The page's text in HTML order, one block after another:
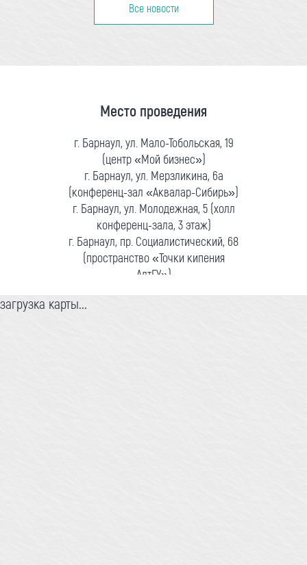
Все новости
Место проведения
г. Барнаул, ул. Мало-Тобольская, 19
(центр «Мой бизнес»)
г. Барнаул, ул. Мерзликина, 6а
(конференц-зал «Аквалар-Сибирь»)
г. Барнаул, ул. Молодежная, 5 (холл
конференц-зала, 3 этаж)
г. Барнаул, пр. Социалистический, 68
(пространство «Точки кипения
АлтГУ»)
загрузка карты...